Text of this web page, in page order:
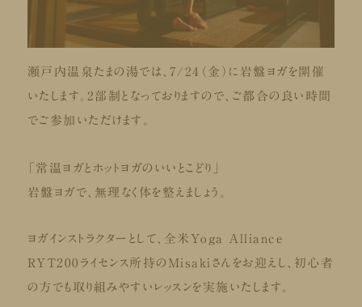
瀬戸内温泉たまの湯では、7/24（金）に岩盤ヨガを開催
いたします。2部制となっておりますので、ご都合の良い時間
でご参加いただけます。
「常温ヨガとホットヨガのいいとこどり」
岩盤ヨガで、無理なく体を整えましょう。
ヨガインストラクターとして、全米Yoga Alliance
RYT200ライセンス所持のMisakiさんをお迎えし、初心者
の方でも取り組みやすいレッスンを実施いたします。